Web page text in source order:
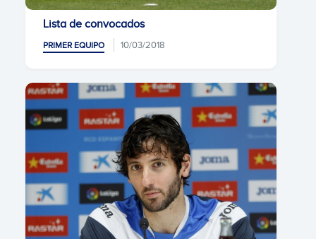
Lista de convocados
PRIMER EQUIPO 10/03/2018